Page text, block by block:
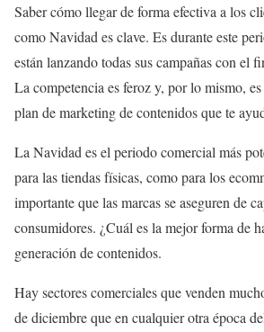
Saber cómo llegar de forma efectiva a los
como Navidad es clave. Es durante este
están lanzando todas sus campañas con el
La competencia es feroz y, por lo mismo,
plan de marketing de contenidos que te
La Navidad es el periodo comercial más
para las tiendas físicas, como para los
importante que las marcas se aseguren de
consumidores. ¿Cuál es la mejor forma de
generación de contenidos.
Hay sectores comerciales que venden
de diciembre que en cualquier otra época